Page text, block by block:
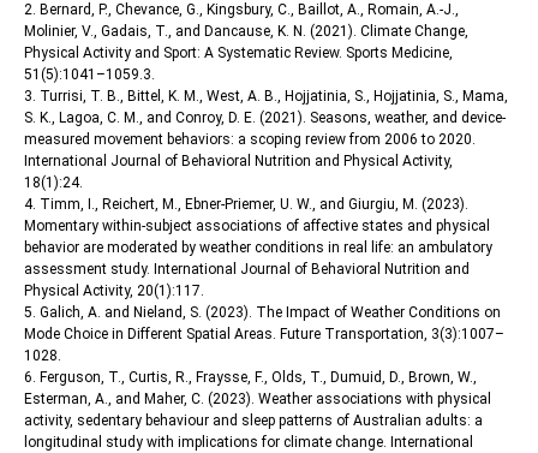
2. Bernard, P., Chevance, G., Kingsbury, C., Baillot, A., Romain, A.-J.,
Molinier, V., Gadais, T., and Dancause, K. N. (2021). Climate Change,
Physical Activity and Sport: A Systematic Review. Sports Medicine,
51(5):1041–1059.3.
3. Turrisi, T. B., Bittel, K. M., West, A. B., Hojjatinia, S., Hojjatinia, S., Mama,
S. K., Lagoa, C. M., and Conroy, D. E. (2021). Seasons, weather, and device-
measured movement behaviors: a scoping review from 2006 to 2020.
International Journal of Behavioral Nutrition and Physical Activity,
18(1):24.
4. Timm, I., Reichert, M., Ebner-Priemer, U. W., and Giurgiu, M. (2023).
Momentary within-subject associations of affective states and physical
behavior are moderated by weather conditions in real life: an ambulatory
assessment study. International Journal of Behavioral Nutrition and
Physical Activity, 20(1):117.
5. Galich, A. and Nieland, S. (2023). The Impact of Weather Conditions on
Mode Choice in Different Spatial Areas. Future Transportation, 3(3):1007–
1028.
6. Ferguson, T., Curtis, R., Fraysse, F., Olds, T., Dumuid, D., Brown, W.,
Esterman, A., and Maher, C. (2023). Weather associations with physical
activity, sedentary behaviour and sleep patterns of Australian adults: a
longitudinal study with implications for climate change. International